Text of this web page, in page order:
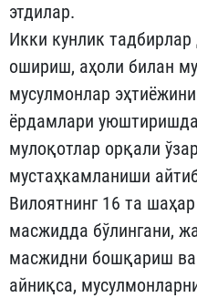
этдилар.
Икки кунлик
ошириш, аҳоли билан
мусулмонлар
ёрдамлари
мулоқотлар орқали
мустаҳкамланиши
Вилоятнинг 16 та
масжидда бўлингани,
масжидни бошқариш ва
айниқса,